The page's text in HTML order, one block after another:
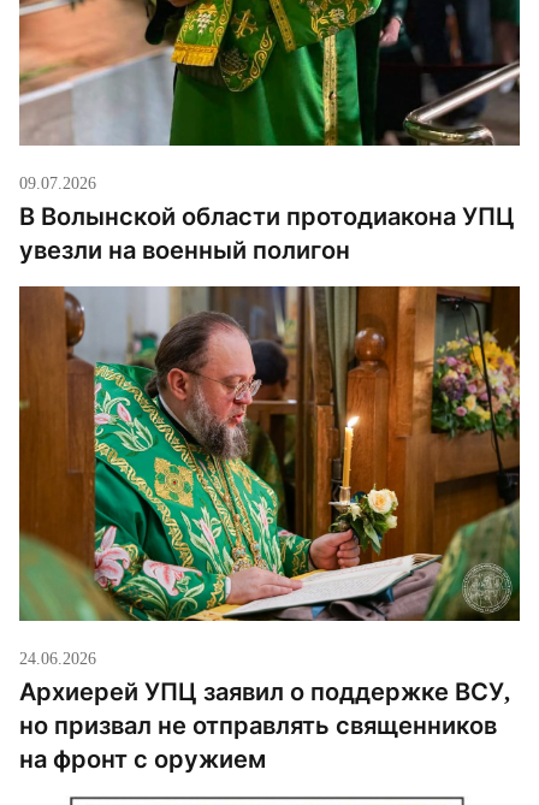
09.07.2026
В Волынской области протодиакона УПЦ
увезли на военный полигон
24.06.2026
Архиерей УПЦ заявил о поддержке ВСУ,
но призвал не отправлять священников
на фронт с оружием